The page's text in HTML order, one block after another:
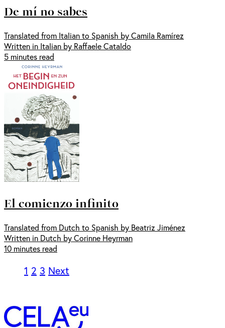
De mí no sabes
Translated from Italian to Spanish by Camila Ramírez
Written in Italian by Raffaele Cataldo
5 minutes read
El comienzo infinito
Translated from Dutch to Spanish by Beatriz Jiménez
Written in Dutch by Corinne Heyrman
10 minutes read
1 2 3 Next